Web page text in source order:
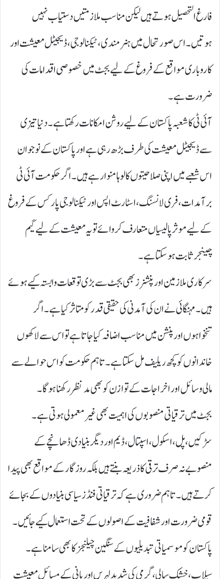
فارغ التحصیل ہوتے ہیں لیکن مناسب ملازمتیں دستیاب نہیں
ہوتیں۔ اس صورتحال میں ہنر مندی، ٹیکنالوجی، ڈیجیٹل معیشت اور
کاروباری مواقع کے فروغ کے لیے بجٹ میں خصوصی اقدامات کی
ضرورت ہے۔
آئی ٹی کا شعبہ پاکستان کے لیے روشن امکانات رکھتا ہے۔ دنیا تیزی
سے ڈیجیٹل معیشت کی طرف بڑھ رہی ہے اور پاکستان کے نوجوان
اس شعبے میں اپنی صلاحیتوں کا لوہا منوا رہے ہیں۔ اگر حکومت آئی ٹی
برآمدات، فری لانسنگ، اسٹارٹ اپس اور ٹیکنالوجی پارکس کے فروغ
کے لیے موثر پالیسیاں متعارف کروائے تو یہ معیشت کے لیے گیم
چینجر ثابت ہو سکتا ہے۔
سرکاری ملازمین اور پنشنرز بھی بجٹ سے بڑی توقعات وابستہ کیے ہوئے
ہیں۔ مہنگائی نے ان کی آمدنی کی حقیقی قدر کو متاثر کیا ہے۔ اگر
تنخواہوں اور پنشن میں مناسب اضافہ کیا جاتا ہے تو اس سے لاکھوں
خاندانوں کو کچھ ریلیف مل سکتا ہے۔ تاہم حکومت کو اس حوالے سے
مالی وسائل اور اخراجات کے توازن کو بھی مدنظر رکھنا ہوگا۔
بجٹ میں ترقیاتی منصوبوں کی اہمیت بھی غیر معمولی ہوتی ہے۔
سڑکیں، پل، اسکول، اسپتال، ڈیم اور دیگر بنیادی ڈھانچے کے
منصوبے نہ صرف ترقی کا ذریعہ بنتے ہیں بلکہ روزگار کے مواقع بھی پیدا
کرتے ہیں۔ تاہم ضروری ہے کہ ترقیاتی فنڈز سیاسی بنیادوں کے بجائے
قومی ضرورت اور شفافیت کے اصولوں کے تحت استعمال کیے جائیں۔
پاکستان کو موسمیاتی تبدیلیوں کے سنگین چیلنجز کا بھی سامنا ہے۔
سیلاب، خشک سالی، گرمی کی شدید لہریں اور پانی کے مسائل معیشت